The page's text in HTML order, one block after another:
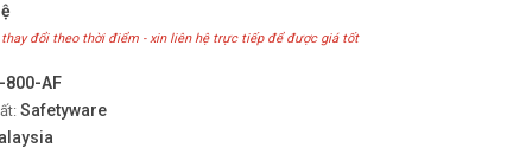
đổi theo thời điểm - xin liên hệ trực tiếp để được giá tốt
800-AF
Safetyware